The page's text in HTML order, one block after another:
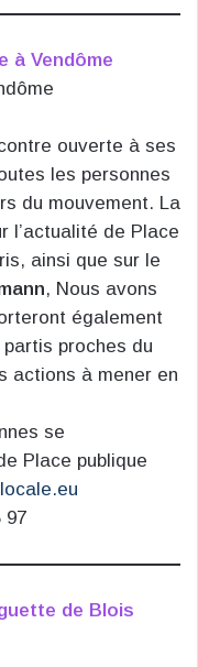
à Vendôme
ouverte à ses
les personnes
du mouvement. La
l’actualité de Place
ainsi que sur le
, Nous avons
également
proches du
actions à mener en
se
Place publique
97
de Blois